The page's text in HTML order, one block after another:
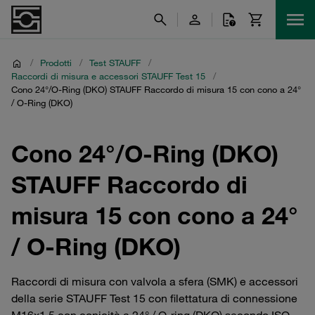
/ Prodotti / Test STAUFF
/
Raccordi di misura e accessori STAUFF Test 15
/
Cono 24°/O-Ring (DKO) STAUFF Raccordo di misura 15 con cono a 24°
/ O-Ring (DKO)
Cono 24°/O-Ring (DKO)
STAUFF Raccordo di
misura 15 con cono a 24°
/ O-Ring (DKO)
Raccordi di misura con valvola a sfera (SMK) e accessori
della serie STAUFF Test 15 con filettatura di connessione